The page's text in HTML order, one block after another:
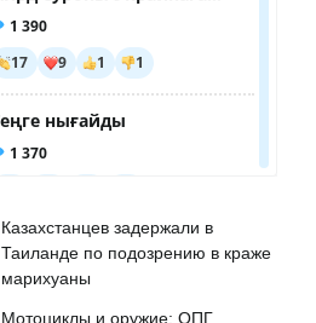
Казахстанцев задержали в
Таиланде по подозрению в краже
марихуаны
Мотоциклы и оружие: ОПГ